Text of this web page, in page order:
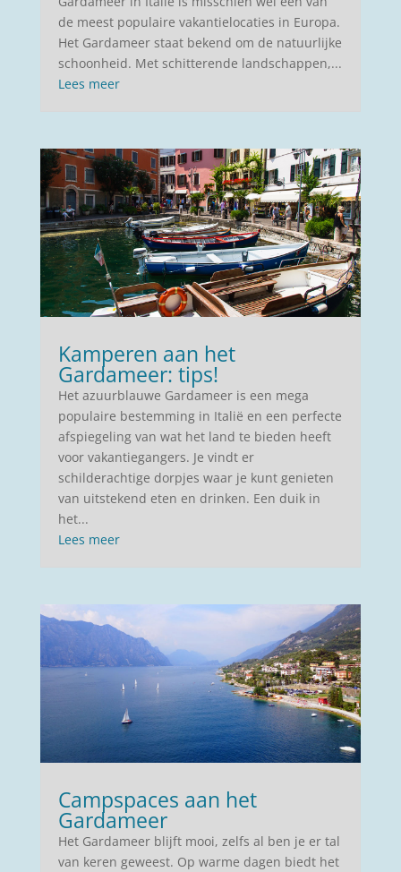
de meest populaire vakantielocaties in Europa.
Het Gardameer staat bekend om de natuurlijke
schoonheid. Met schitterende landschappen,...
Lees meer
Kamperen aan het
Gardameer: tips!
Het azuurblauwe Gardameer is een mega
populaire bestemming in Italië en een perfecte
afspiegeling van wat het land te bieden heeft
voor vakantiegangers. Je vindt er
schilderachtige dorpjes waar je kunt genieten
van uitstekend eten en drinken. Een duik in
het...
Lees meer
Campspaces aan het
Gardameer
Het Gardameer blijft mooi, zelfs al ben je er tal
van keren geweest. Op warme dagen biedt het